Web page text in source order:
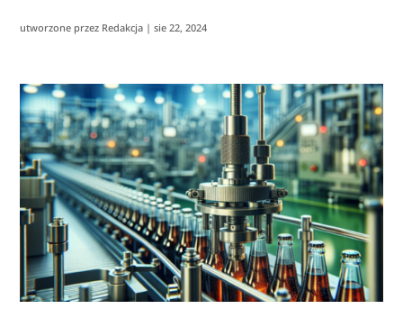
utworzone przez Redakcja |sie 22, 2024